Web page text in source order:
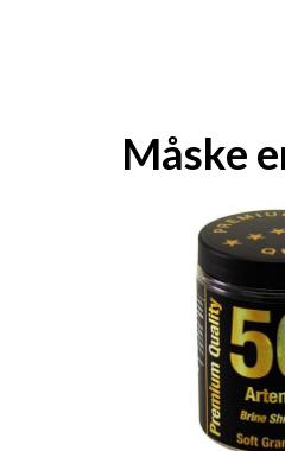
Måske